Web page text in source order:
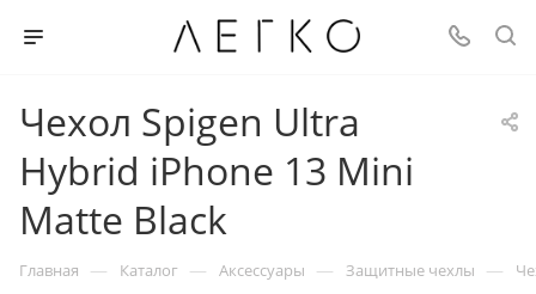
Чехол Spigen Ultra
Hybrid iPhone 13 Mini
Matte Black
Главная — Каталог — Аксессуары — Защитные чехлы —